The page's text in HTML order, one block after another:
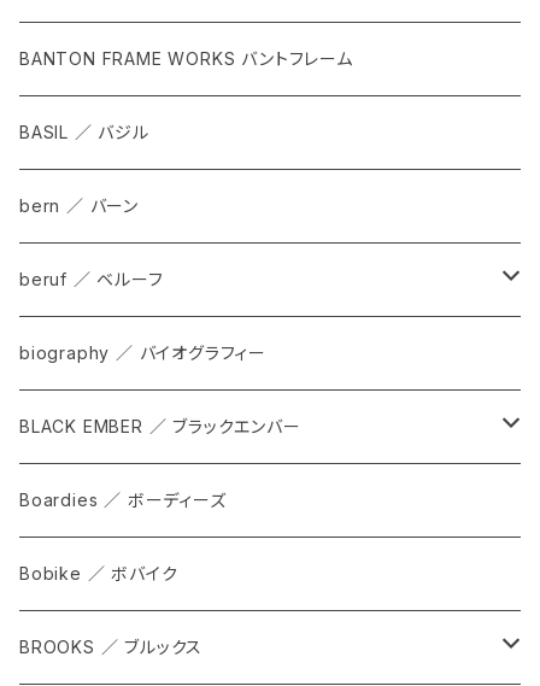
BANTON FRAME WORKS バントフレーム
BASIL ／ バジル
bern ／ バーン
beruf ／ ベルーフ
bag
cap
grove
biography ／ バイオグラフィー
BLACK EMBER ／ ブラックエンバー
ALL
FORGE
WPT TOTE
Boardies ／ ボーディーズ
Bobike ／ ボバイク
BROOKS ／ ブルックス